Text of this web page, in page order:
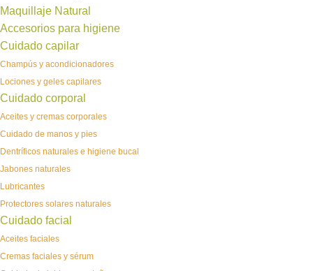
Maquillaje Natural
Accesorios para higiene
Cuidado capilar
Champús y acondicionadores
Lociones y geles capilares
Cuidado corporal
Aceites y cremas corporales
Cuidado de manos y pies
Dentríficos naturales e higiene bucal
Jabones naturales
Lubricantes
Protectores solares naturales
Cuidado facial
Aceites faciales
Cremas faciales y sérum